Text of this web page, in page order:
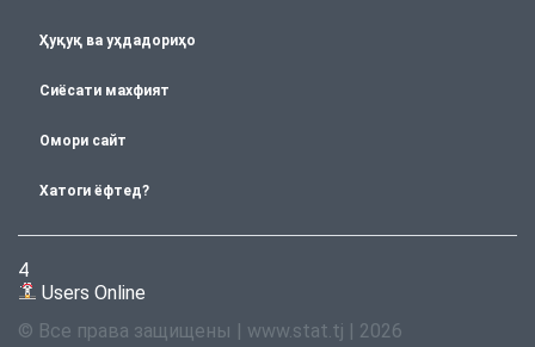
Ҳуқуқ ва уҳдадориҳо
Сиёсати махфият
Омори сайт
Хатоги ёфтед?
4
Users Online
© Все права защищены | www.stat.tj | 2026